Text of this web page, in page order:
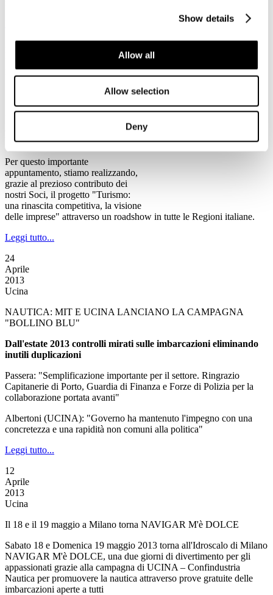
Show details
Allow all
Allow selection
Deny
2013
Ventennale Federturismo
Il Programma del Ventennale di Federturismo
Ventennale.
Per questo importante
appuntamento, stiamo realizzando,
grazie al prezioso contributo dei
nostri Soci, il progetto "Turismo:
una rinascita competitiva, la visione
delle imprese" attraverso un roadshow in tutte le Regioni italiane.
Leggi tutto...
24
Aprile
2013
Ucina
NAUTICA: MIT E UCINA LANCIANO LA CAMPAGNA
"BOLLINO BLU"
Dall'estate 2013 controlli mirati sulle imbarcazioni eliminando
inutili duplicazioni
Passera: "Semplificazione importante per il settore. Ringrazio
Capitanerie di Porto, Guardia di Finanza e Forze di Polizia per la
collaborazione portata avanti"
Albertoni (UCINA): "Governo ha mantenuto l'impegno con una
concretezza e una rapidità non comuni alla politica"
Leggi tutto...
12
Aprile
2013
Ucina
Il 18 e il 19 maggio a Milano torna NAVIGAR M'è DOLCE
Sabato 18 e Domenica 19 maggio 2013 torna all'Idroscalo di Milano
NAVIGAR M'è DOLCE, una due giorni di divertimento per gli
appassionati grazie alla campagna di UCINA – Confindustria
Nautica per promuovere la nautica attraverso prove gratuite delle
imbarcazioni aperte a tutti